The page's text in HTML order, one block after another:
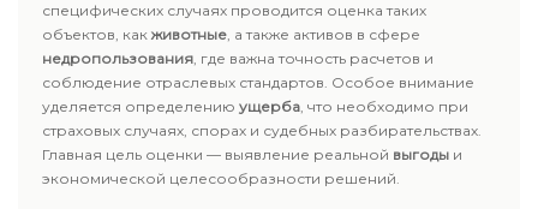
специфических случаях проводится оценка таких
объектов, какживотные, а также активов в сфере
недропользования, где важна точность расчетов и
соблюдение отраслевых стандартов. Особое внимание
уделяется определению ущерба, что необходимо при
страховых случаях, спорах и судебных разбирательствах.
Главная цель оценки — выявление реальной выгоды и
экономической целесообразности решений.